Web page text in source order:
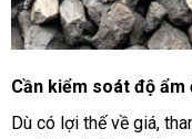
Cần kiểm soát độ
Dù có lợi thế về giá,